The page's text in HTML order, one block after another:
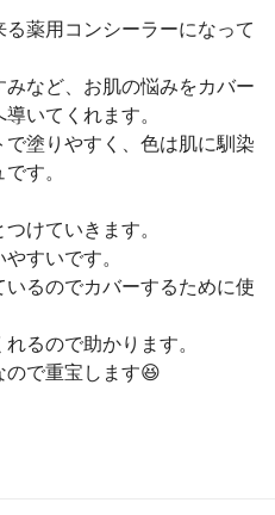
薬用コンシーラーになって
など、お肌の悩みをカバー
いてくれます。
塗りやすく、色は肌に馴染
す。
けていきます。
すいです。
るのでカバーするために使
るので助かります。
ので重宝します😆